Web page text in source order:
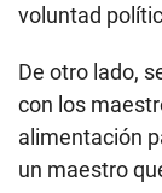
voluntad
De otro lado,
con los
alimentación
un maestro